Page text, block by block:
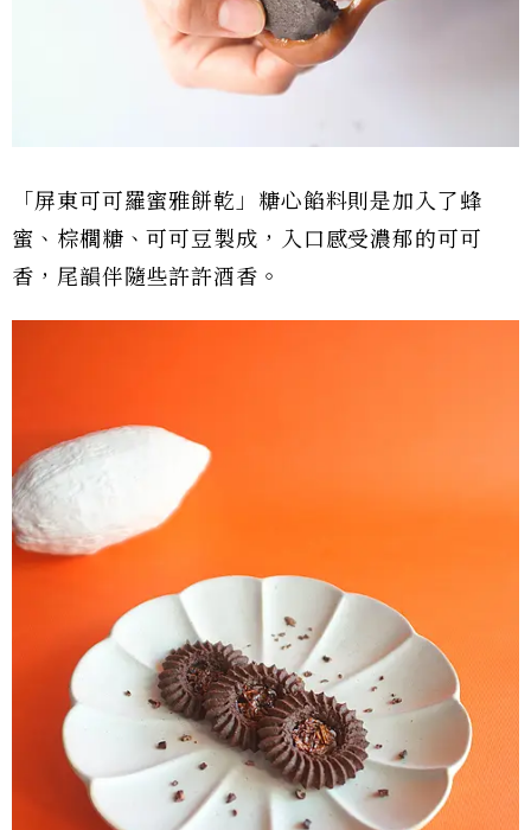
「屏東可可羅蜜雅餅乾」糖心餡料則是加入了蜂
蜜、棕櫚糖、可可豆製成，入口感受濃郁的可可
香，尾韻伴隨些許許酒香。